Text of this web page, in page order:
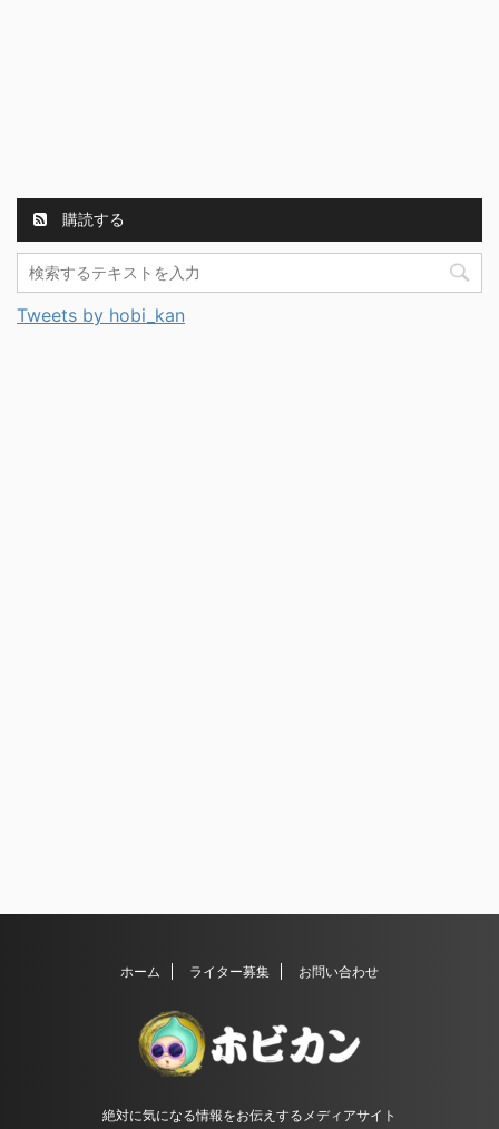
購読する
Tweets by hobi_kan
ホーム ライター募集 お問い合わせ
絶対に気になる情報をお伝えするメディアサイト